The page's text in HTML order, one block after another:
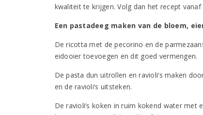
kwaliteit te krijgen. Volg dan het recept
Een pastadeeg maken van de bloem,
De ricotta met de pecorino en de
eidooier toevoegen en dit goed vermengen.
De pasta dun uitrollen en ravioli’s maken
en de ravioli’s uitsteken.
De ravioli’s koken in ruim kokend water